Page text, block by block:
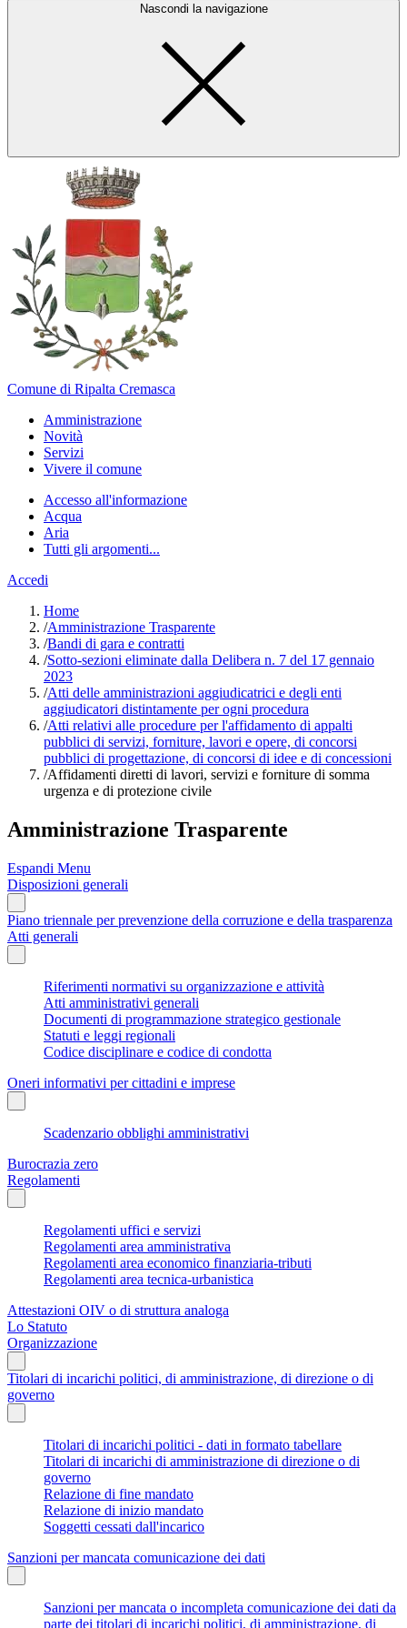
Nascondi la navigazione
Comune di Ripalta Cremasca
Amministrazione
Novità
Servizi
Vivere il comune
Accesso all'informazione
Acqua
Aria
Tutti gli argomenti...
Accedi
Home
/Amministrazione Trasparente
/Bandi di gara e contratti
/Sotto-sezioni eliminate dalla Delibera n. 7 del 17 gennaio
2023
/Atti delle amministrazioni aggiudicatrici e degli enti
aggiudicatori distintamente per ogni procedura
/Atti relativi alle procedure per l'affidamento di appalti
pubblici di servizi, forniture, lavori e opere, di concorsi
pubblici di progettazione, di concorsi di idee e di concessioni
/Affidamenti diretti di lavori, servizi e forniture di somma
urgenza e di protezione civile
Amministrazione Trasparente
Espandi Menu
Disposizioni generali
Piano triennale per prevenzione della corruzione e della trasparenza
Atti generali
Riferimenti normativi su organizzazione e attività
Atti amministrativi generali
Documenti di programmazione strategico gestionale
Statuti e leggi regionali
Codice disciplinare e codice di condotta
Oneri informativi per cittadini e imprese
Scadenzario obblighi amministrativi
Burocrazia zero
Regolamenti
Regolamenti uffici e servizi
Regolamenti area amministrativa
Regolamenti area economico finanziaria-tributi
Regolamenti area tecnica-urbanistica
Attestazioni OIV o di struttura analoga
Lo Statuto
Organizzazione
Titolari di incarichi politici, di amministrazione, di direzione o di
governo
Titolari di incarichi politici - dati in formato tabellare
Titolari di incarichi di amministrazione di direzione o di
governo
Relazione di fine mandato
Relazione di inizio mandato
Soggetti cessati dall'incarico
Sanzioni per mancata comunicazione dei dati
Sanzioni per mancata o incompleta comunicazione dei dati da
parte dei titolari di incarichi politici, di amministrazione, di